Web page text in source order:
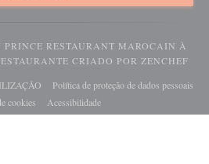
RESTAURANT MAROCAIN À
CRIADO POR ZENCHEF
((abre numa nova janela))
Política de proteção de dados pessoais
cookies((abre numa nova janela))
Acessibilidade((abre numa nova janela))